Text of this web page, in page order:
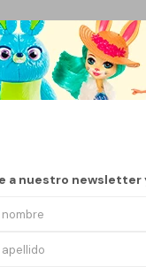
a nuestro newsletter
interesar